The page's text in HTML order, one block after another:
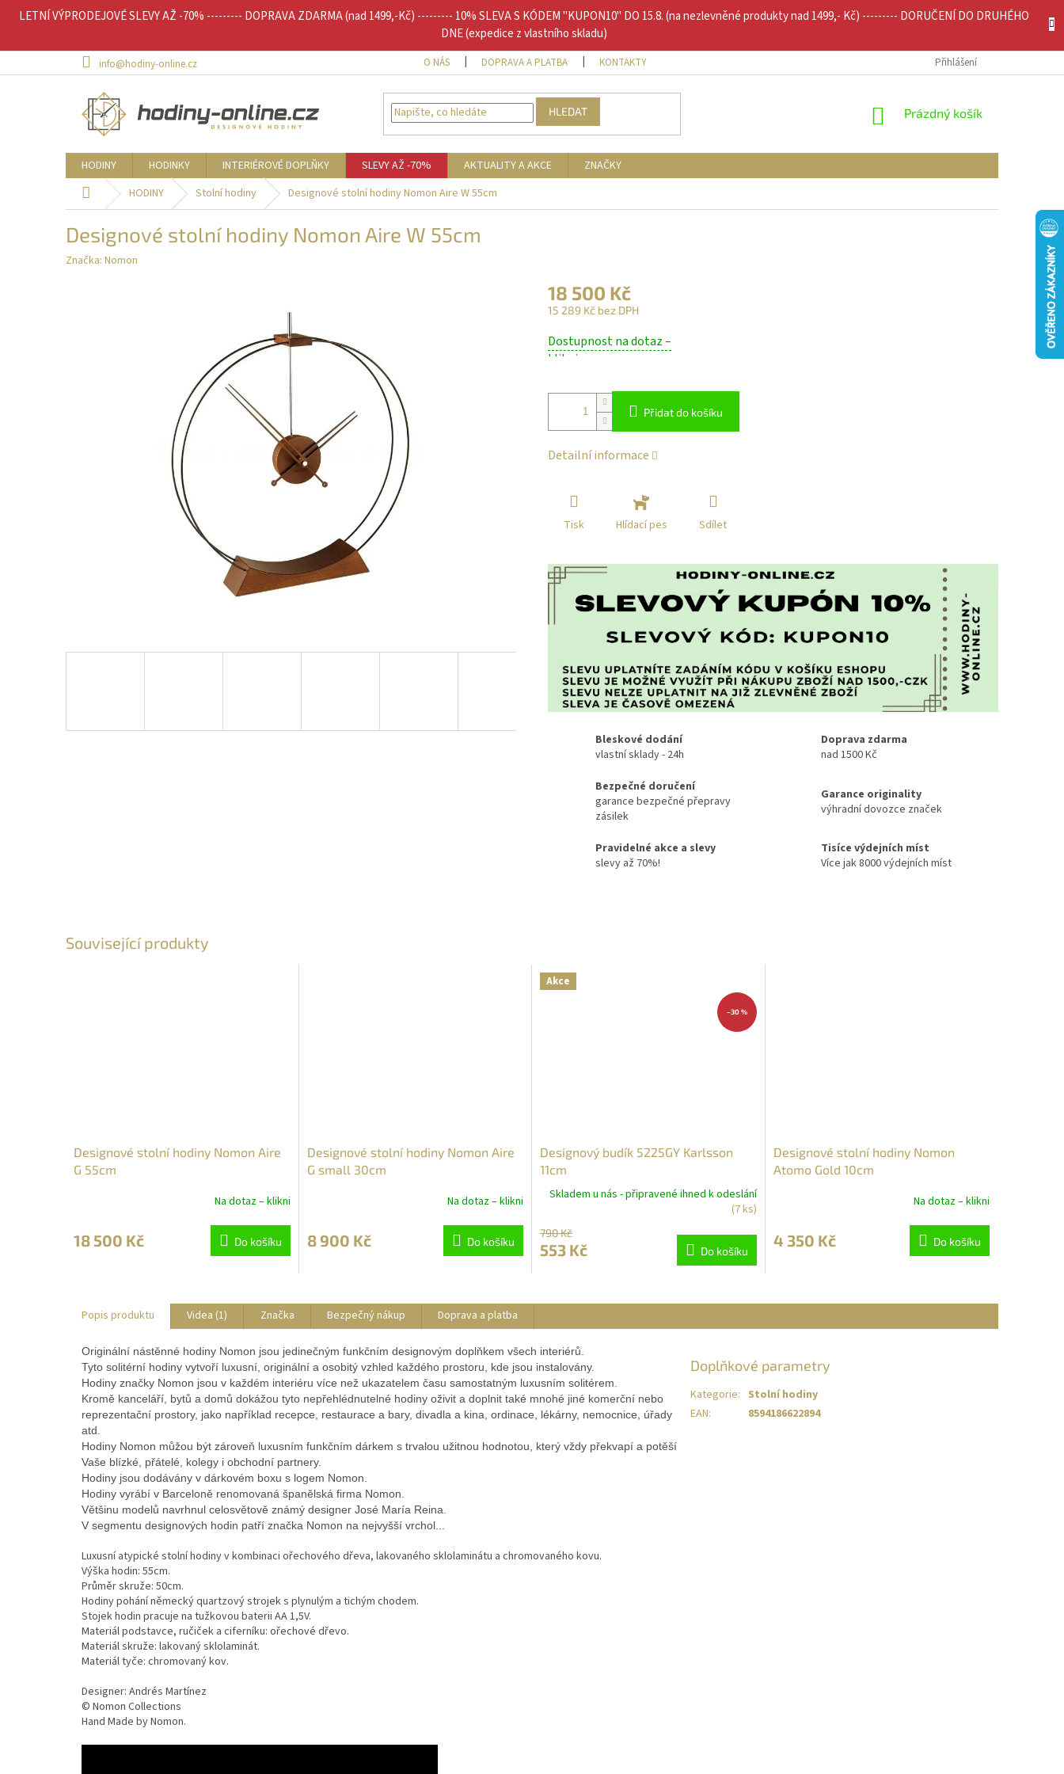
LETNÍ VÝPRODEJOVÉ SLEVY AŽ -70% --------- DOPRAVA ZDARMA (nad 1499,-Kč) --------- 10% SLEVA S KÓDEM "KUPON10" DO 15.8. (na nezlevněné produkty nad 1499,- Kč) --------- DORUČENÍ DO DRUHÉHO
DNE (expedice z vlastního skladu)
info@hodiny-online.cz O NÁS DOPRAVA A PLATBA KONTAKTY Přihlášení
HLEDAT
NÁKUPNÍ
Prázdný košík
HODINY HODINKY INTERIÉROVÉ DOPLŇKY SLEVY AŽ -70% AKTUALITY A AKCE
ZNAČKY
Domů HODINY Stolní hodiny Designové stolní hodiny Nomon Aire W 55cm
Designové stolní hodiny Nomon Aire W 55cm
Značka: Nomon
18 500 Kč
15 289 Kč bez DPH
cena:
Dostupnost na dotaz –
klikni
Přidat do košíku
Detailní informace
Tisk Hlídací pes Sdílet
Bleskové dodání
vlastní sklady - 24h
Doprava zdarma
nad 1500 Kč
Bezpečné doručení
garance bezpečné přepravy
zásilek
Garance originality
výhradní dovozce značek
Pravidelné akce a slevy
slevy až 70%!
Tisíce výdejních míst
Více jak 8000 výdejních míst
Související produkty
Designové stolní hodiny Nomon Aire
G 55cm
Na dotaz – klikni
18 500 Kč Do košíku
Designové stolní hodiny Nomon Aire
G small 30cm
Na dotaz – klikni
8 900 Kč Do košíku
Akce
–30 %
Designový budík 5225GY Karlsson
11cm
Skladem u nás - připravené ihned k odeslání
(7 ks)
790 Kč
553 Kč Do košíku
Designové stolní hodiny Nomon
Atomo Gold 10cm
Na dotaz – klikni
4 350 Kč Do košíku
Popis produktu Videa (1) Značka Bezpečný nákup Doprava a platba
Originální nástěnné hodiny Nomon jsou jedinečným funkčním designovým doplňkem všech interiérů.
Tyto solitérní hodiny vytvoří luxusní, originální a osobitý vzhled každého prostoru, kde jsou instalovány.
Hodiny značky Nomon jsou v každém interiéru více než ukazatelem času samostatným luxusním solitérem.
Kromě kanceláří, bytů a domů dokážou tyto nepřehlédnutelné hodiny oživit a doplnit také mnohé jiné komerční nebo
reprezentační prostory, jako například recepce, restaurace a bary, divadla a kina, ordinace, lékárny, nemocnice, úřady
atd.
Hodiny Nomon můžou být zároveň luxusním funkčním dárkem s trvalou užitnou hodnotou, který vždy překvapí a potěší
Vaše blízké, přátelé, kolegy i obchodní partnery.
Hodiny jsou dodávány v dárkovém boxu s logem Nomon.
Hodiny vyrábí v Barceloně renomovaná španělská firma Nomon.
Většinu modelů navrhnul celosvětově známý designer José María Reina.
V segmentu designových hodin patří značka Nomon na nejvyšší vrchol...
Luxusní atypické stolní hodiny v kombinaci ořechového dřeva, lakovaného sklolaminátu a chromovaného kovu.
Výška hodin: 55cm.
Průměr skruže: 50cm.
Hodiny pohání německý quartzový strojek s plynulým a tichým chodem.
Stojek hodin pracuje na tužkovou baterii AA 1,5V.
Materiál podstavce, ručiček a ciferníku: ořechové dřevo.
Materiál skruže: lakovaný sklolaminát.
Materiál tyče: chromovaný kov.
Designer: Andrés Martínez
© Nomon Collections
Hand Made by Nomon.
Doplňkové parametry
Kategorie: Stolní hodiny
EAN: 8594186622894